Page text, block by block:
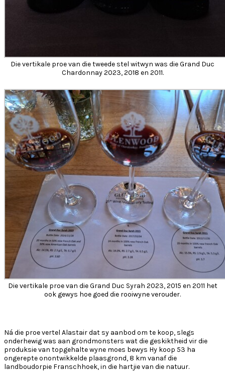
Die vertikale proe van die tweede stel witwyn was die Grand Duc
Chardonnay 2023, 2018 en 2011.
Die vertikale proe van die Grand Duc Syrah 2023, 2015 en 2011 het
ook gewys hoe goed die rooiwyne verouder.
Ná die proe vertel Alastair dat sy aanbod om te koop, slegs
onderhewig was aan grondmonsters wat die geskiktheid vir die
produksie van topgehalte wyne moes bewys Hy koop 53 ha
ongerepte onontwikkelde plaasgrond, 8 km vanaf die
landboudorpie Franschhoek, in die hartjie van die natuur.